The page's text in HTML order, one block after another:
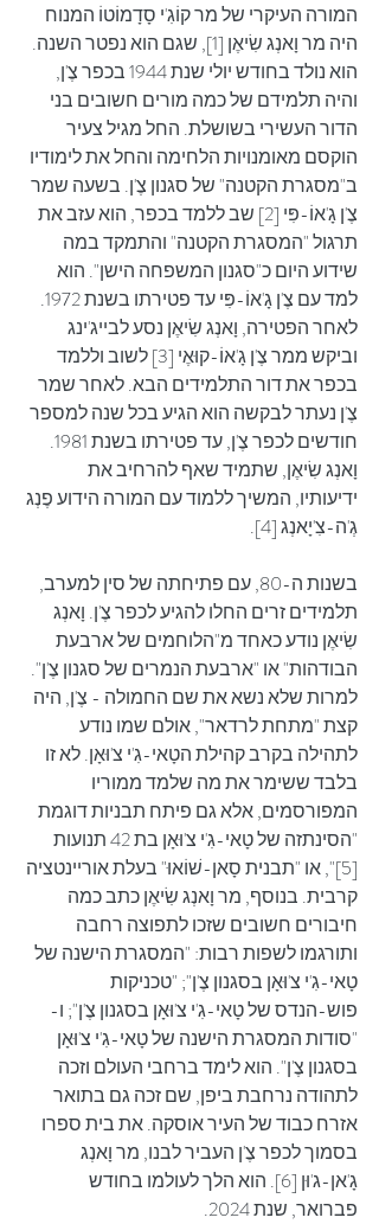
המורה העיקרי של מר קוֹגִ'י סָדָמוֹטוֹ המנוח
היה מר וָאנְג שִׂיאֶן [1], שגם הוא נפטר השנה.
הוא נולד בחודש יולי שנת 1944 בכפר צֶ'ן,
והיה תלמידם של כמה מורים חשובים בני
הדור העשירי בשושלת. החל מגיל צעיר
הוקסם מאומנויות הלחימה והחל את לימודיו
ב"מסגרת הקטנה" של סגנון צֶ'ן. בשעה שמר
צֶ'ן גָ'אוֹ-פִּי [2] שב ללמד בכפר, הוא עזב את
תרגול "המסגרת הקטנה" והתמקד במה
שידוע היום כ"סגנון המשפחה הישן". הוא
למד עם צֶ'ן גָ'אוֹ-פִּי עד פטירתו בשנת 1972.
לאחר הפטירה, וָאנְג שִׂיאֶן נסע לבייג'ינג
וביקש ממר צֶ'ן גָ'אוֹ-קוּאֶי [3] לשוב וללמד
בכפר את דור התלמידים הבא. לאחר שמר
צֶ'ן נעתר לבקשה הוא הגיע בכל שנה למספר
חודשים לכפר צֶ'ן, עד פטירתו בשנת 1981.
וָאנְג שִׂיאֶן, שתמיד שאף להרחיב את
ידיעותיו, המשיך ללמוד עם המורה הידוע פֶנְג
גְ'ה-צִ'יָאנְג [4].
בשנות ה-80, עם פתיחתה של סין למערב,
תלמידים זרים החלו להגיע לכפר צֶ'ן. וָאנְג
שִׂיאֶן נודע כאחד מ"הלוחמים של ארבעת
הבודהות" או "ארבעת הנמרים של סגנון צֶ'ן".
למרות שלא נשא את שם החמולה - צֶ'ן, היה
קצת "מתחת לרדאר", אולם שמו נודע
לתהילה בקרב קהילת הטָאי-גִ'י צ'וּאָן. לא זו
בלבד ששימר את מה שלמד ממוריו
המפורסמים, אלא גם פיתח תבניות דוגמת
"הסינתזה של טָאי-גִ'י צ'וּאָן בת 42 תנועות
[5]", או "תבנית סָאן-שׁוֹאוּ" בעלת אוריינטציה
קרבית. בנוסף, מר וָאנְג שִׂיאֶן כתב כמה
חיבורים חשובים שזכו לתפוצה רחבה
ותורגמו לשפות רבות: "המסגרת הישנה של
טָאי-גִ'י צ'וּאָן בסגנון צֶ'ן"; "טכניקות
פוש-הנדס של טָאי-גִ'י צ'וּאָן בסגנון צֶ'ן"; ו-
"סודות המסגרת הישנה של טָאי-גִ'י צ'וּאָן
בסגנון צֶ'ן". הוא לימד ברחבי העולם וזכה
לתהודה נרחבת ביפן, שם זכה גם בתואר
אזרח כבוד של העיר אוסקה. את בית ספרו
בסמוך לכפר צֶ'ן העביר לבנו, מר וָאנְג
גָ'אן-ג'וּן [6]. הוא הלך לעולמו בחודש
פברואר, שנת 2024.